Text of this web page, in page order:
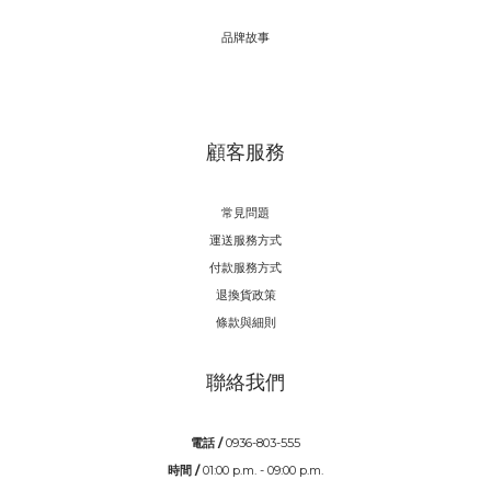
品牌故事
顧客服務
常見問題
運送服務方式
付款服務方式
退換貨政策
條款與細則
聯絡我們
電話 /0936-803-555
時間 /01:00 p.m. - 09:00 p.m.